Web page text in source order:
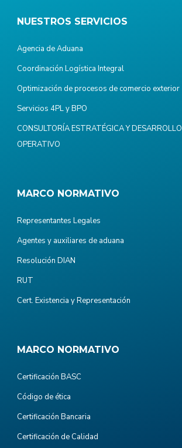
NUESTROS SERVICIOS
Agencia de Aduana
Coordinación Logística Integral
Optimización de procesos de comercio exterior
Servicios 4PL y BPO
CONSULTORÍA ESTRATÉGICA Y DESARROLLO
OPERATIVO
MARCO NORMATIVO
Representantes Legales
Agentes y auxiliares de aduana
Resolución DIAN
RUT
Cert. Existencia y Representación
MARCO NORMATIVO
Certificación BASC
Código de ética
Certificación Bancaria
Certificación de Calidad